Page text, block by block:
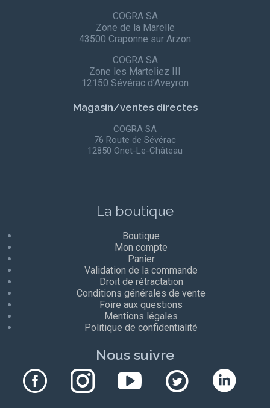
COGRA SA
Zone de la Marelle
43500 Craponne sur Arzon
COGRA SA
Zone les Marteliez III
12150 Sévérac d’Aveyron
Magasin/ventes directes
COGRA SA
76 Route de Sévérac
12850 Onet-Le-Château
La boutique
Boutique
Mon compte
Panier
Validation de la commande
Droit de rétractation
Conditions générales de vente
Foire aux questions
Mentions légales
Politique de confidentialité
Nous suivre